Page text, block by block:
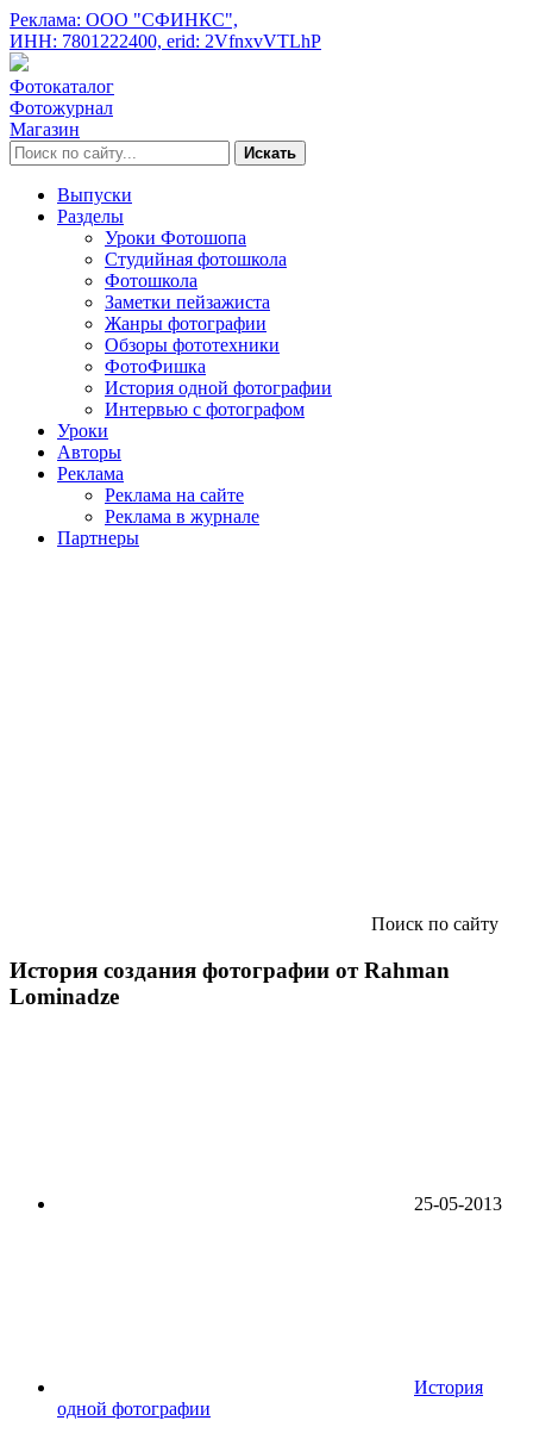
Реклама: ООО "СФИНКС",
ИНН: 7801222400, erid: 2VfnxvVTLhP
Фотокаталог
Фотожурнал
Магазин
Искать
Выпуски
Разделы
Уроки Фотошопа
Студийная фотошкола
Фотошкола
Заметки пейзажиста
Жанры фотографии
Обзоры фототехники
ФотоФишка
История одной фотографии
Интервью с фотографом
Уроки
Авторы
Реклама
Реклама на сайте
Реклама в журнале
Партнеры
Поиск по сайту
История создания фотографии от Rahman
Lominadze
25-05-2013
История
одной фотографии